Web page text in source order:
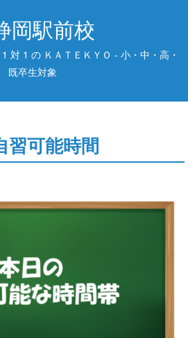
岡駅前校
対 1 の ＫＡＴＥＫＹＯ - 小・中・高・
既卒生対象
習可能時間